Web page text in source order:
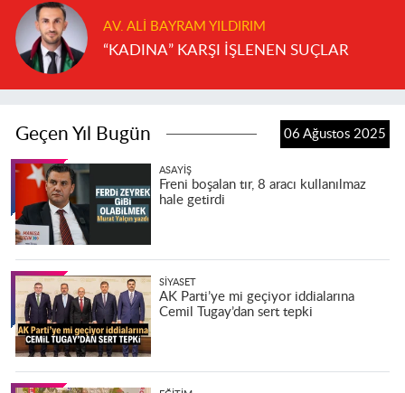
AV. ALI BAYRAM YILDIRIM
“KADINA” KARŞI İŞLENEN SUÇLAR
Geçen Yıl Bugün 06 Ağustos 2025
ASAYIŞ
Freni boşalan tır, 8 aracı kullanılmaz
hale getirdi
SIYASET
AK Parti’ye mi geçiyor iddialarına
Cemil Tugay’dan sert tepki